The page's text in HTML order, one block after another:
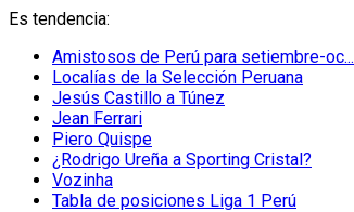
Es tendencia:
Amistosos de Perú para setiembre-oc...
Localías de la Selección Peruana
Jesús Castillo a Túnez
Jean Ferrari
Piero Quispe
¿Rodrigo Ureña a Sporting Cristal?
Vozinha
Tabla de posiciones Liga 1 Perú